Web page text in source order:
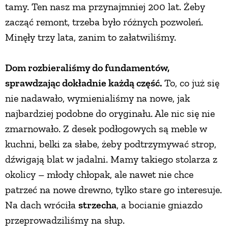
tamy. Ten nasz ma przynajmniej 200 lat. Żeby
zacząć remont, trzeba było różnych pozwoleń.
Minęły trzy lata, zanim to załatwiliśmy.
Dom rozbieraliśmy do fundamentów,
sprawdzając dokładnie każdą część. To, co już się
nie nadawało, wymienialiśmy na nowe, jak
najbardziej podobne do oryginału. Ale nic się nie
zmarnowało. Z desek podłogowych są meble w
kuchni, belki za słabe, żeby podtrzymywać strop,
dźwigają blat w jadalni. Mamy takiego stolarza z
okolicy – młody chłopak, ale nawet nie chce
patrzeć na nowe drewno, tylko stare go interesuje.
Na dach wróciła strzecha, a bocianie gniazdo
przeprowadziliśmy na słup.